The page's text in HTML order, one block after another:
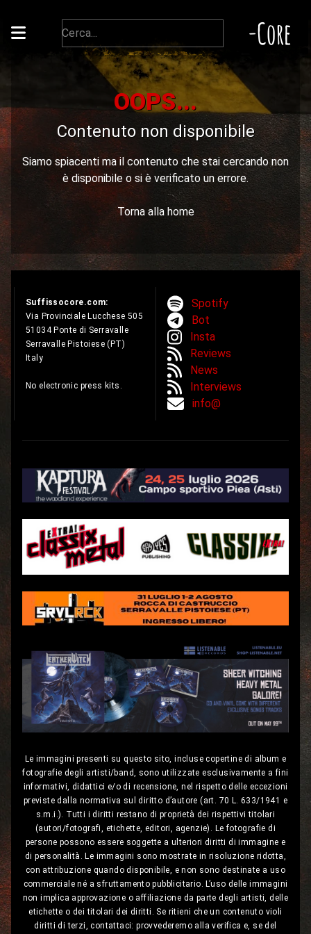
-Core
OOPS...
Contenuto non disponibile
Siamo spiacenti ma il contenuto che stai cercando non
è disponibile o si è verificato un errore.
Torna alla home
Suffissocore.com:
Via Provinciale Lucchese 505
51034 Ponte di Serravalle
Serravalle Pistoiese (PT)
Italy
No electronic press kits.
Spotify
Bot
Insta
Reviews
News
Interviews
info@
Le immagini presenti su questo sito, incluse copertine di album e
fotografie degli artisti/band, sono utilizzate esclusivamente a fini
informativi, didattici e/o di recensione, nel rispetto delle eccezioni
previste dalla normativa sul diritto d’autore (art. 70 L. 633/1941 e
s.m.i.). Tutti i diritti restano di proprietà dei rispettivi titolari
(autori/fotografi, etichette, editori, agenzie). Le fotografie di
persone possono essere soggette a ulteriori diritti di immagine e
di personalità. Le immagini sono mostrate in risoluzione ridotta,
con attribuzione quando disponibile, e non sono destinate a uso
commerciale né a sfruttamento pubblicitario. L’uso delle immagini
non implica approvazione o affiliazione da parte degli artisti, delle
etichette o dei titolari dei diritti. Se ritieni che un contenuto violi
diritti di terzi, contattaci: provvederemo alla verifica e, se del